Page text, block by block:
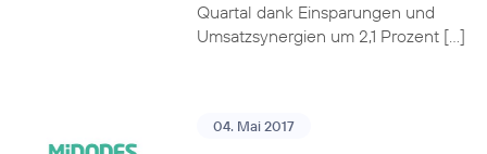
Quartal dank Einsparungen und
Umsatzsynergien um 2,1 Prozent […]
04. Mai 2017